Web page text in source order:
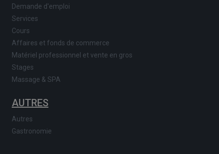
Demande d'emploi
Services
Cours
Affaires et fonds de commerce
Matériel professionnel et vente en gros
Stages
Massage & SPA
AUTRES
Autres
Gastronomie